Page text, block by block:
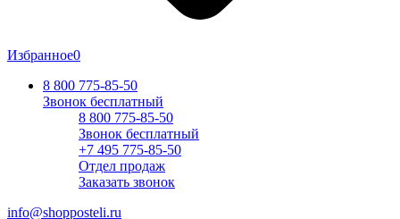
Избранное0
8 800 775-85-50
Звонок бесплатный
8 800 775-85-50
Звонок бесплатный
+7 495 775-85-50
Отдел продаж
Заказать звонок
info@shopposteli.ru